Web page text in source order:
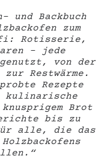
und Backbuch
zum
Rotisserie,
– jede
von der
Restwärme.
Rezepte
kulinarische
Brot
bis zu
alle, die das